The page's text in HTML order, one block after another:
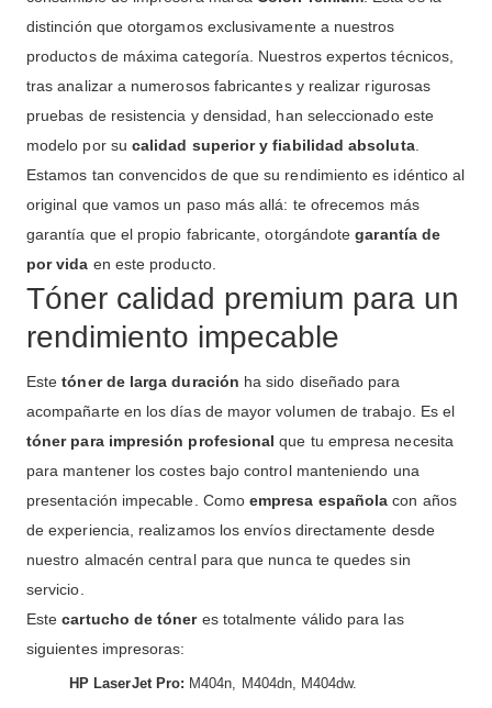
distinción que otorgamos exclusivamente a nuestros
productos de máxima categoría. Nuestros expertos técnicos,
tras analizar a numerosos fabricantes y realizar rigurosas
pruebas de resistencia y densidad, han seleccionado este
modelo por su calidad superior y fiabilidad absoluta.
Estamos tan convencidos de que su rendimiento es idéntico al
original que vamos un paso más allá: te ofrecemos más
garantía que el propio fabricante, otorgándotegarantía de
por vida en este producto.
Tóner calidad premium para un
rendimiento impecable
Estetóner de larga duración ha sido diseñado para
acompañarte en los días de mayor volumen de trabajo. Es el
tóner para impresión profesional que tu empresa necesita
para mantener los costes bajo control manteniendo una
presentación impecable. Comoempresa española con años
de experiencia, realizamos los envíos directamente desde
nuestro almacén central para que nunca te quedes sin
servicio.
Estecartucho de tóneres totalmente válido para las
siguientes impresoras:
HP LaserJet Pro: M404n, M404dn, M404dw.